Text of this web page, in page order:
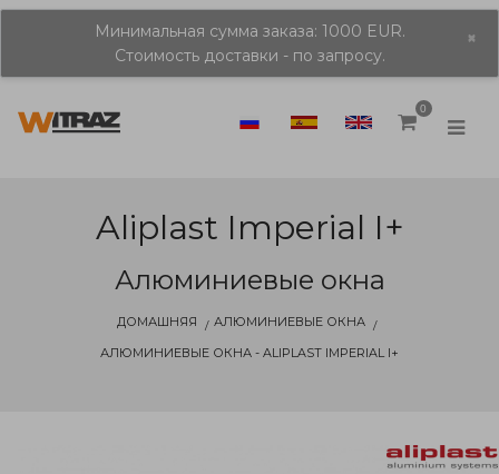
Минимальная сумма заказа: 1000 EUR.
Стоимость доставки - по запросу.
×
0
Aliplast Imperial I+
Алюминиевые окна
ДОМАШНЯЯ
АЛЮМИНИЕВЫЕ ОКНА
АЛЮМИНИЕВЫЕ ОКНА - ALIPLAST IMPERIAL I+